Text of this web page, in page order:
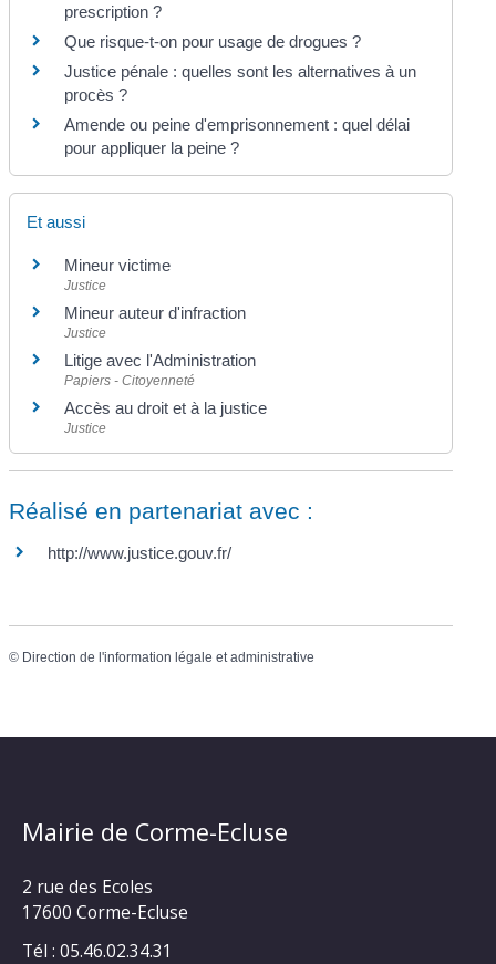
prescription ?
Que risque-t-on pour usage de drogues ?
Justice pénale : quelles sont les alternatives à un
procès ?
Amende ou peine d'emprisonnement : quel délai
pour appliquer la peine ?
Et aussi
Mineur victime
Justice
Mineur auteur d'infraction
Justice
Litige avec l'Administration
Papiers - Citoyenneté
Accès au droit et à la justice
Justice
Réalisé en partenariat avec :
http://www.justice.gouv.fr/
© Direction de l'information légale et administrative
Mairie de Corme-Ecluse
2 rue des Ecoles
17600 Corme-Ecluse
Tél : 05.46.02.34.31